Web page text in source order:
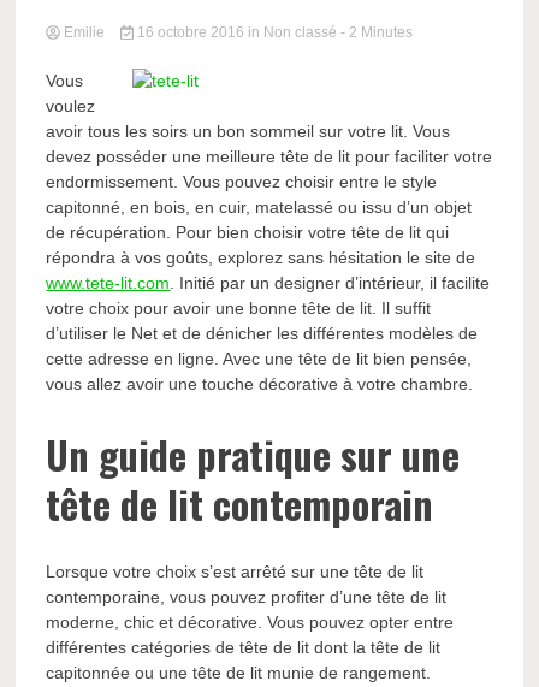
Emilie 16 octobre 2016 in Non classé - 2 Minutes
Vous
voulez
avoir tous les soirs un bon sommeil sur votre lit. Vous
devez posséder une meilleure tête de lit pour faciliter votre
endormissement. Vous pouvez choisir entre le style
capitonné, en bois, en cuir, matelassé ou issu d’un objet
de récupération. Pour bien choisir votre tête de lit qui
répondra à vos goûts, explorez sans hésitation le site de
www.tete-lit.com . Initié par un designer d’intérieur, il facilite
votre choix pour avoir une bonne tête de lit. Il suffit
d’utiliser le Net et de dénicher les différentes modèles de
cette adresse en ligne. Avec une tête de lit bien pensée,
vous allez avoir une touche décorative à votre chambre.
Un guide pratique sur une
tête de lit contemporain
Lorsque votre choix s’est arrêté sur une tête de lit
contemporaine, vous pouvez profiter d’une tête de lit
moderne, chic et décorative. Vous pouvez opter entre
différentes catégories de tête de lit dont la tête de lit
capitonnée ou une tête de lit munie de rangement.